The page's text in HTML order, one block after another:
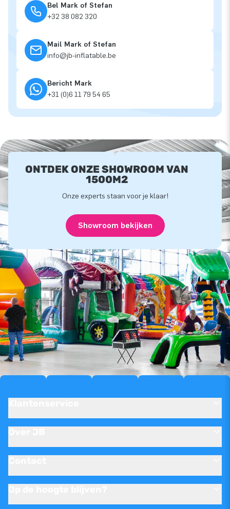
Bel Mark of Stefan
+32 38 082 320
Mail Mark of Stefan
info@jb-inflatable.be
Bericht Mark
+31 (0)6 11 79 54 65
ONTDEK ONZE SHOWROOM VAN
1500M2
Onze experts staan voor je klaar!
Showroom bekijken